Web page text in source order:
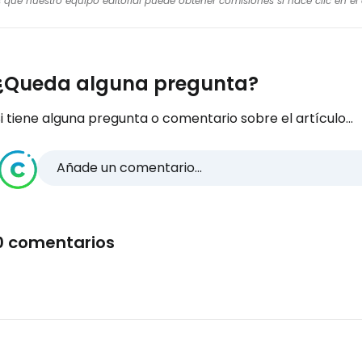
alguna pregunta?
tiene alguna pregunta o comentario sobre el artículo...
Añade un comentario...
comentarios